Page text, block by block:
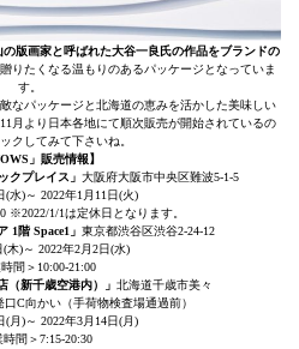
の版画家と呼ばれた大谷一良氏の作品をブランドの
りたくなる温もりのあるパッケージとなっていま
す。
なパッケージと北海道の恵みを活かした美味しい
月より日本各地にて順次販売が開始されているの
クしてみて下さいね。
」販売情報】
クプレイス」 大阪府大阪市中央区難波5-1-5
(水)～ 2022年1月11日(火)
※2022/1/1は定休日となります。
1階 Space1」 東京都渋谷区渋谷2-24-12
(木)～ 2022年2月2日(水)
間＞10:00‐21:00
（新千歳空港内）」 北海道千歳市美々
C向かい（手荷物検査場通過前）
(月)～ 2022年3月14日(月)
時間＞7:15‐20:30